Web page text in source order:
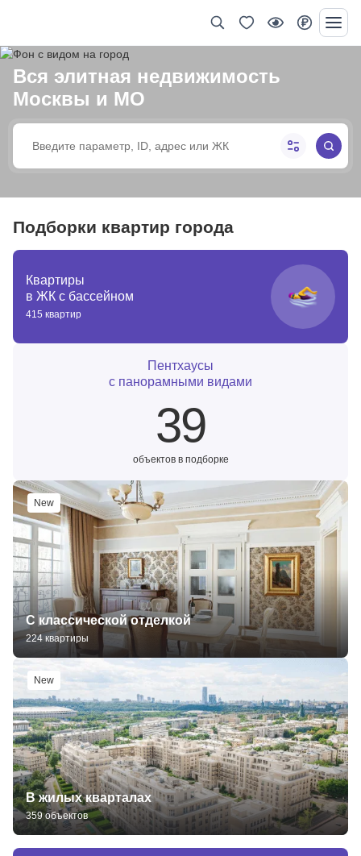
Вся элитная недвижимость
Москвы и МО
Подборки квартир города
Квартиры
в ЖК с бассейном
415 квартир
New
С классической отделкой
224 квартиры
Пентхаусы
с панорамными видами
39
объектов в подборке
New
В жилых кварталах
359 объектов